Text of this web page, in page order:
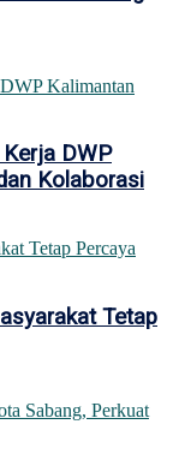
DWP
Kolaborasi
Tetap